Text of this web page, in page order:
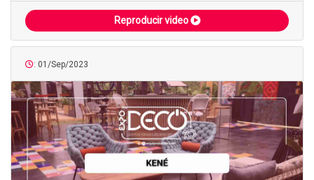
Reproducir video
: 01/Sep/2023